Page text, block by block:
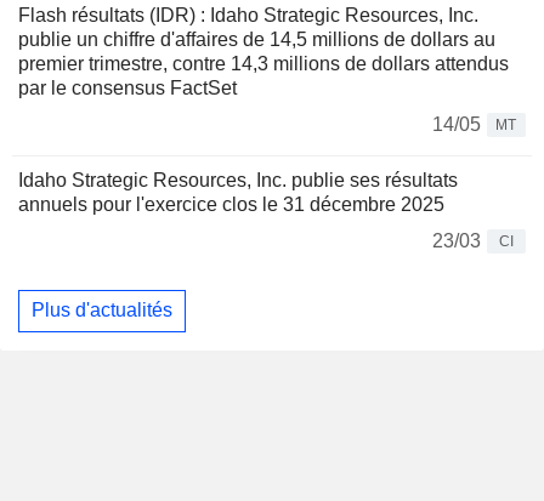
Flash résultats (IDR) : Idaho Strategic Resources, Inc.
publie un chiffre d'affaires de 14,5 millions de dollars au
premier trimestre, contre 14,3 millions de dollars attendus
par le consensus FactSet
14/05
MT
Idaho Strategic Resources, Inc. publie ses résultats
annuels pour l'exercice clos le 31 décembre 2025
23/03
CI
Plus d'actualités